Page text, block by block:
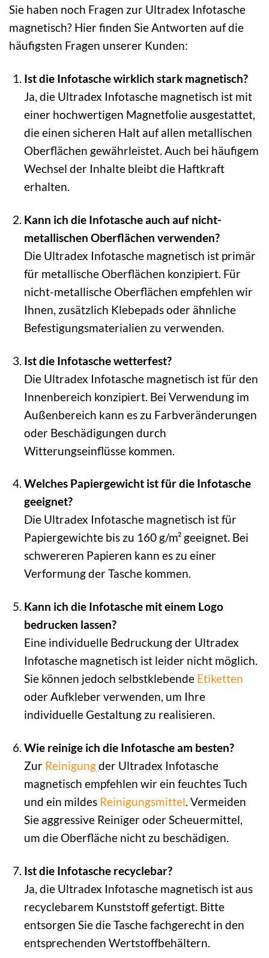
Sie haben noch Fragen zur Ultradex Infotasche
magnetisch? Hier finden Sie Antworten auf die
häufigsten Fragen unserer Kunden:
Ist die Infotasche wirklich stark magnetisch?
Ja, die Ultradex Infotasche magnetisch ist mit
einer hochwertigen Magnetfolie ausgestattet,
die einen sicheren Halt auf allen metallischen
Oberflächen gewährleistet. Auch bei häufigem
Wechsel der Inhalte bleibt die Haftkraft
erhalten.
Kann ich die Infotasche auch auf nicht-
metallischen Oberflächen verwenden?
Die Ultradex Infotasche magnetisch ist primär
für metallische Oberflächen konzipiert. Für
nicht-metallische Oberflächen empfehlen wir
Ihnen, zusätzlich Klebepads oder ähnliche
Befestigungsmaterialien zu verwenden.
Ist die Infotasche wetterfest?
Die Ultradex Infotasche magnetisch ist für den
Innenbereich konzipiert. Bei Verwendung im
Außenbereich kann es zu Farbveränderungen
oder Beschädigungen durch
Witterungseinflüsse kommen.
Welches Papiergewicht ist für die Infotasche
geeignet?
Die Ultradex Infotasche magnetisch ist für
Papiergewichte bis zu 160 g/m² geeignet. Bei
schwereren Papieren kann es zu einer
Verformung der Tasche kommen.
Kann ich die Infotasche mit einem Logo
bedrucken lassen?
Eine individuelle Bedruckung der Ultradex
Infotasche magnetisch ist leider nicht möglich.
Sie können jedoch selbstklebende Etiketten
oder Aufkleber verwenden, um Ihre
individuelle Gestaltung zu realisieren.
Wie reinige ich die Infotasche am besten?
Zur Reinigungder Ultradex Infotasche
magnetisch empfehlen wir ein feuchtes Tuch
und ein mildes Reinigungsmittel. Vermeiden
Sie aggressive Reiniger oder Scheuermittel,
um die Oberfläche nicht zu beschädigen.
Ist die Infotasche recyclebar?
Ja, die Ultradex Infotasche magnetisch ist aus
recyclebarem Kunststoff gefertigt. Bitte
entsorgen Sie die Tasche fachgerecht in den
entsprechenden Wertstoffbehältern.